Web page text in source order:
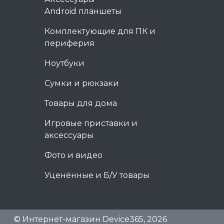
Android планшеты
Комплектующие для ПК и
периферия
Ноутбуки
Сумки и рюкзаки
Товары для дома
Игровые приставки и
аксессуары
Фото и видео
Уценённые и Б/У товары
© Интернет-магазин Device365, 2026